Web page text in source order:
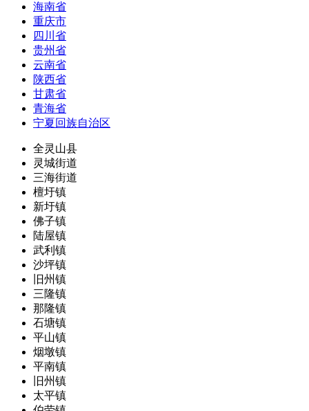
海南省
重庆市
四川省
贵州省
云南省
陕西省
甘肃省
青海省
宁夏回族自治区
全灵山县
灵城街道
三海街道
檀圩镇
新圩镇
佛子镇
陆屋镇
武利镇
沙坪镇
旧州镇
三隆镇
那隆镇
石塘镇
平山镇
烟墩镇
平南镇
旧州镇
太平镇